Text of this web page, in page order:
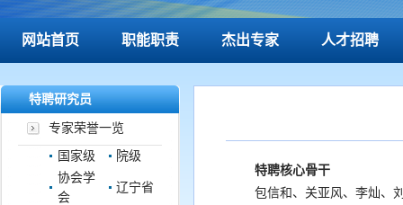
网站首页 职能职责 杰出专家 人才招聘
特聘研究员
专家荣誉一览
国家级
院级
协会学
会
辽宁省
特聘核心骨干
包信和、关亚风、李灿、